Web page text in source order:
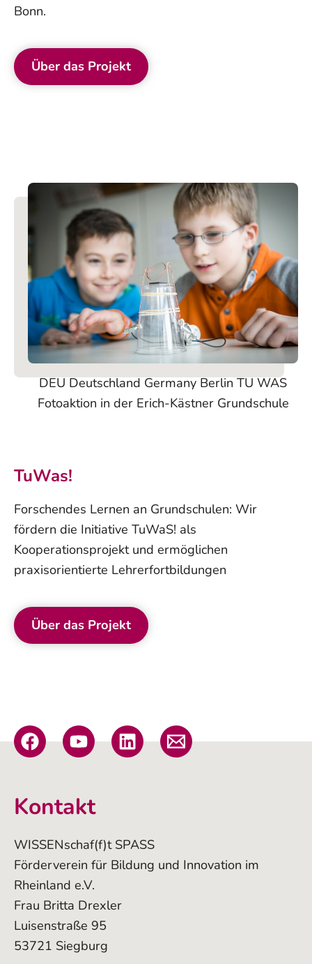
Bonn.
Über das Projekt
DEU Deutschland Germany Berlin TU WAS
Fotoaktion in der Erich-Kästner Grundschule
TuWas!
Forschendes Lernen an Grundschulen: Wir
fördern die Initiative TuWaS! als
Kooperationsprojekt und ermöglichen
praxisorientierte Lehrerfortbildungen
Über das Projekt
Kontakt
WISSENschaf(f)t SPASS
Förderverein für Bildung und Innovation im
Rheinland e.V.
Frau Britta Drexler
Luisenstraße 95
53721 Siegburg